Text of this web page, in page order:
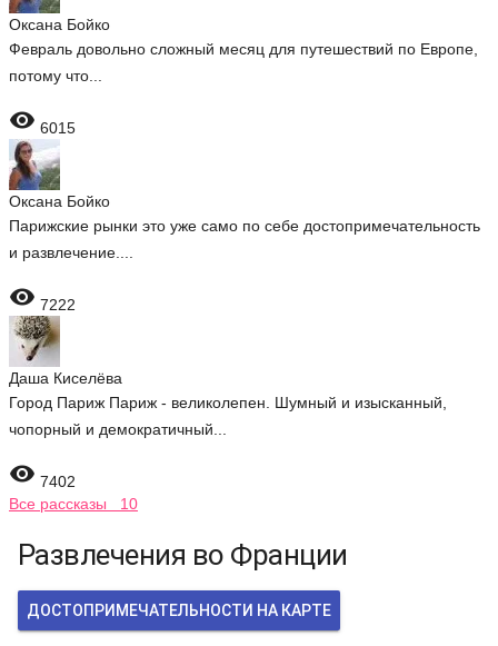
Оксана Бойко
Февраль довольно сложный месяц для путешествий по Европе,
потому что...
 6015
Оксана Бойко
Парижские рынки это уже само по себе достопримечательность
и развлечение....
 7222
Даша Киселёва
Город Париж Париж - великолепен. Шумный и изысканный,
чопорный и демократичный...
 7402
Все рассказы 10
Развлечения во Франции
ДОСТОПРИМЕЧАТЕЛЬНОСТИ НА КАРТЕ